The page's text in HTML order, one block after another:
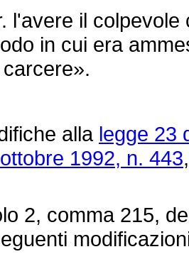
il colpevole
in cui era
alla legge 23
1992, n. 443
2, comma 215,